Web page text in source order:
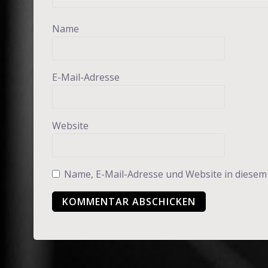
Name
E-Mail-Adresse
Website
Name, E-Mail-Adresse und Website in